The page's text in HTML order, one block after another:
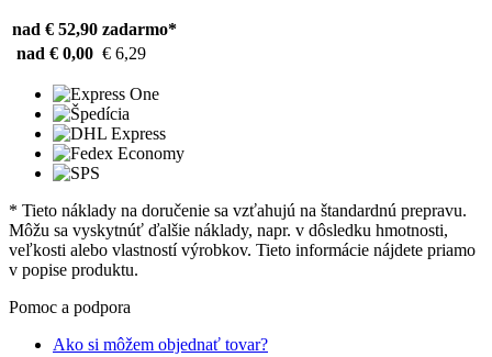
nad € 52,90 zadarmo*
nad € 0,00 € 6,29
* Tieto náklady na doručenie sa vzťahujú na štandardnú prepravu.
Môžu sa vyskytnúť ďalšie náklady, napr. v dôsledku hmotnosti,
veľkosti alebo vlastností výrobkov. Tieto informácie nájdete priamo
v popise produktu.
Pomoc a podpora
Ako si môžem objednať tovar?